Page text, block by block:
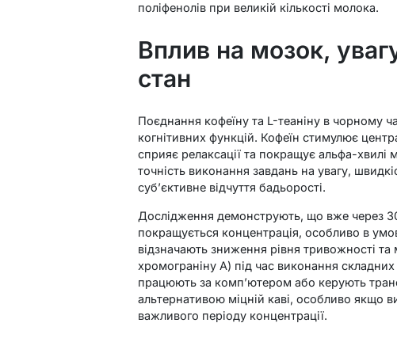
поліфенолів при великій кількості молока.
Вплив на мозок,
стан
Поєднання кофеїну та L-теаніну в чорному
когнітивних функцій. Кофеїн стимулює
сприяє релаксації та покращує альфа-
точність виконання завдань на увагу,
суб’єктивне відчуття бадьорості.
Дослідження демонструють, що вже через
покращується концентрація, особливо в
відзначають зниження рівня тривожності
хромограніну А) під час виконання
працюють за комп’ютером або керують
альтернативою міцній каві, особливо якщо
важливого періоду концентрації.